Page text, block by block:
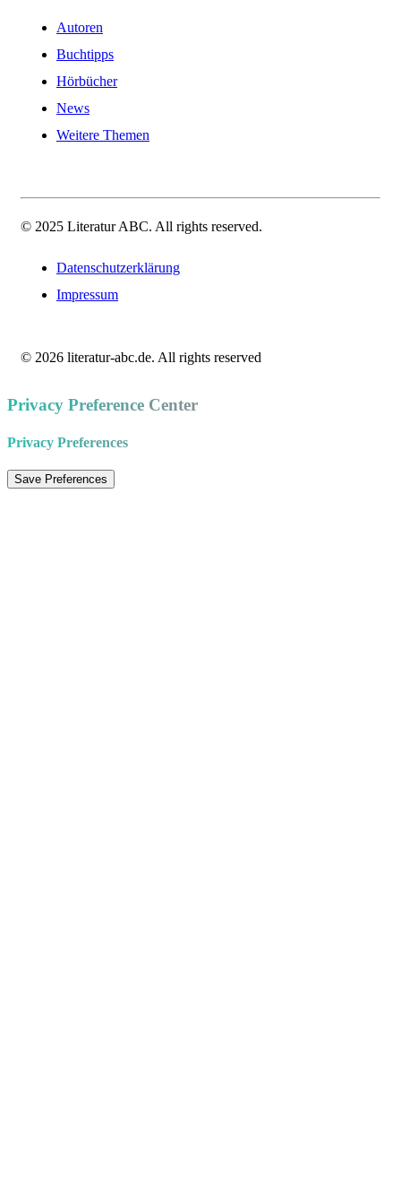
Autoren
Buchtipps
Hörbücher
News
Weitere Themen
© 2025 Literatur ABC. All rights reserved.
Datenschutzerklärung
Impressum
© 2026 literatur-abc.de. All rights reserved
Privacy Preference Center
Privacy Preferences